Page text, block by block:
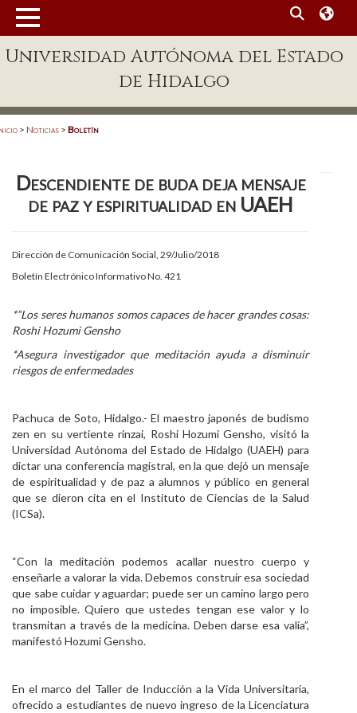
Enlaces
Patronato
Publicaciones en línea
Acreditación Internacional
Alumnado
Personal
Visitantes
Universidad Autónoma del Estado
de Hidalgo
> Noticias > Boletín
Descendiente de buda deja mensaje
de paz y espiritualidad en UAEH
Dirección de Comunicación Social, 29/Julio/2018
Boletín Electrónico Informativo No. 421
*“Los seres humanos somos capaces de hacer grandes cosas:
Roshi Hozumi Gensho
*Asegura investigador que meditación ayuda a disminuir
riesgos de enfermedades
Pachuca de Soto, Hidalgo.- El maestro japonés de budismo
zen en su vertiente rinzai, Roshi Hozumi Gensho, visitó la
Universidad Autónoma del Estado de Hidalgo (UAEH) para
dictar una conferencia magistral, en la que dejó un mensaje
de espiritualidad y de paz a alumnos y público en general
que se dieron cita en el Instituto de Ciencias de la Salud
(ICSa).
“Con la meditación podemos acallar nuestro cuerpo y
enseñarle a valorar la vida. Debemos construir esa sociedad
que sabe cuidar y aguardar; puede ser un camino largo pero
no imposible. Quiero que ustedes tengan ese valor y lo
transmitan a través de la medicina. Deben darse esa valía”,
manifestó Hozumi Gensho.
En el marco del Taller de Inducción a la Vida Universitaria,
ofrecido a estudiantes de nuevo ingreso de la Licenciatura